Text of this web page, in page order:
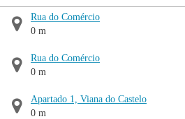
Rua do Comércio
0 m
Rua do Comércio
0 m
Apartado 1, Viana do Castelo
0 m